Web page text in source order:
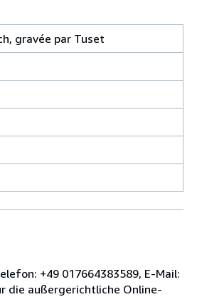
gravée par Tuset
+49 017664383589, E-Mail:
die außergerichtliche Online-